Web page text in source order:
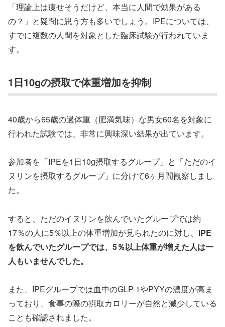
「理論上は痩せそうだけど、本当に人間で効果がある
の？」と疑問に思う方も多いでしょう。IPEについては、
すでに複数の人間を対象とした臨床試験が行われていま
す。
1日10gの摂取で体重増加を抑制
40歳から65歳の過体重（肥満気味）な男女60名を対象に
行われた試験では、非常に興味深い結果が出ています。
参加者を「IPEを1日10g摂取するグループ」と「ただのイ
ヌリンを摂取するグループ」に分けて6ヶ月間観察しまし
た。
すると、ただのイヌリンを飲んでいたグループでは約
17％の人に5％以上の体重増加が見られたのに対し、 IPE
を飲んでいたグループでは、5％以上体重が増えた人は一
人もいませんでした。
また、IPEグループでは血中のGLP-1やPYYの濃度が高ま
っており、食事の際の摂取カロリーが自然と減少している
ことも確認されました。